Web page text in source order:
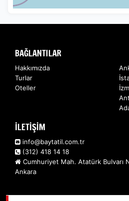
BAĞLANTILAR
Hakkımızda
Turlar
Oteller
İLETİŞİM
info@baytatil.com.tr
(312) 418 14 18
Cumhuriyet Mah. Atatürk Bulvarı
Ankara